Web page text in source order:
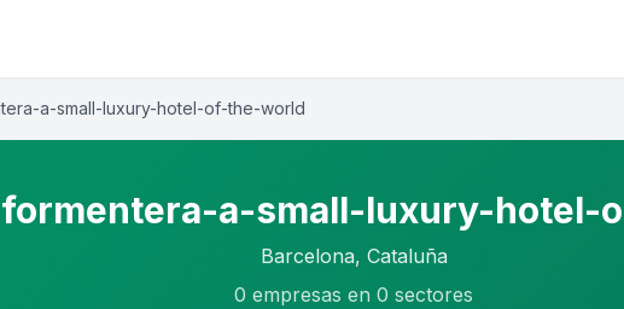
a-small-luxury-hotel-of-the-world
a-small-luxury-hotel-
Barcelona, Cataluña
0 empresas en 0 sectores